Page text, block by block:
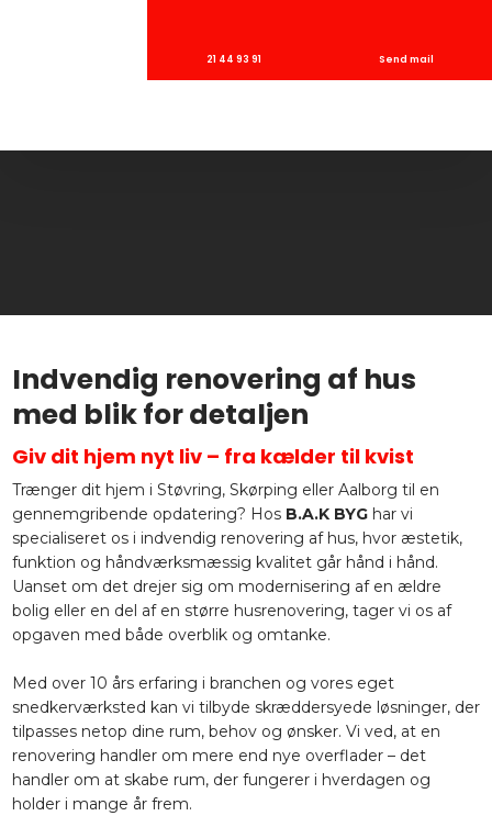
Indvendig renovering af hus
med blik for detaljen
Giv dit hjem nyt liv – fra kælder til kvist
Trænger dit hjem i Støvring, Skørping eller Aalborg til en
gennemgribende opdatering? Hos B.A.K BYGhar vi
specialiseret os i indvendig renovering af hus, hvor æstetik,
funktion og håndværksmæssig kvalitet går hånd i hånd.
Uanset om det drejer sig om modernisering af en ældre
bolig eller en del af en større husrenovering, tager vi os af
opgaven med både overblik og omtanke.
Med over 10 års erfaring i branchen og vores eget
snedkerværksted kan vi tilbyde skræddersyede løsninger, der
tilpasses netop dine rum, behov og ønsker. Vi ved, at en
renovering handler om mere end nye overflader – det
handler om at skabe rum, der fungerer i hverdagen og
holder i mange år frem.
21 44 93 91 Send mail